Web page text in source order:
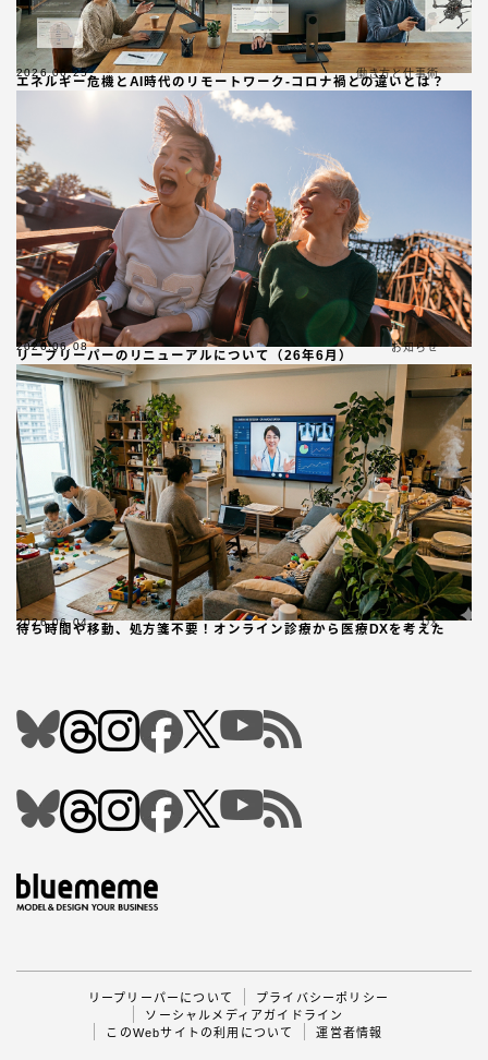
エネルギー危機とAI時代のリモートワーク-コロナ禍との違いとは？
2026.06.25 働き方と仕事術
リープリーパーのリニューアルについて（26年6月）
2026.06.08 お知らせ
待ち時間や移動、処方箋不要！オンライン診療から医療DXを考えた
2026.06.04 DX
リープリーパーについて
プライバシーポリシー
ソーシャルメディアガイドライン
このWebサイトの利用について
運営者情報